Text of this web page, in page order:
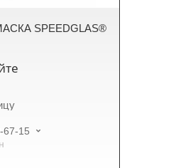
SPEEDGLAS®
67-15